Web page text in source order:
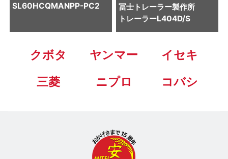
SL60HCQMANPP-PC2
冨士トレーラー製作所
トレーラーL404D/S
クボタ ヤンマー
イセキ
三菱
ニプロ コバシ